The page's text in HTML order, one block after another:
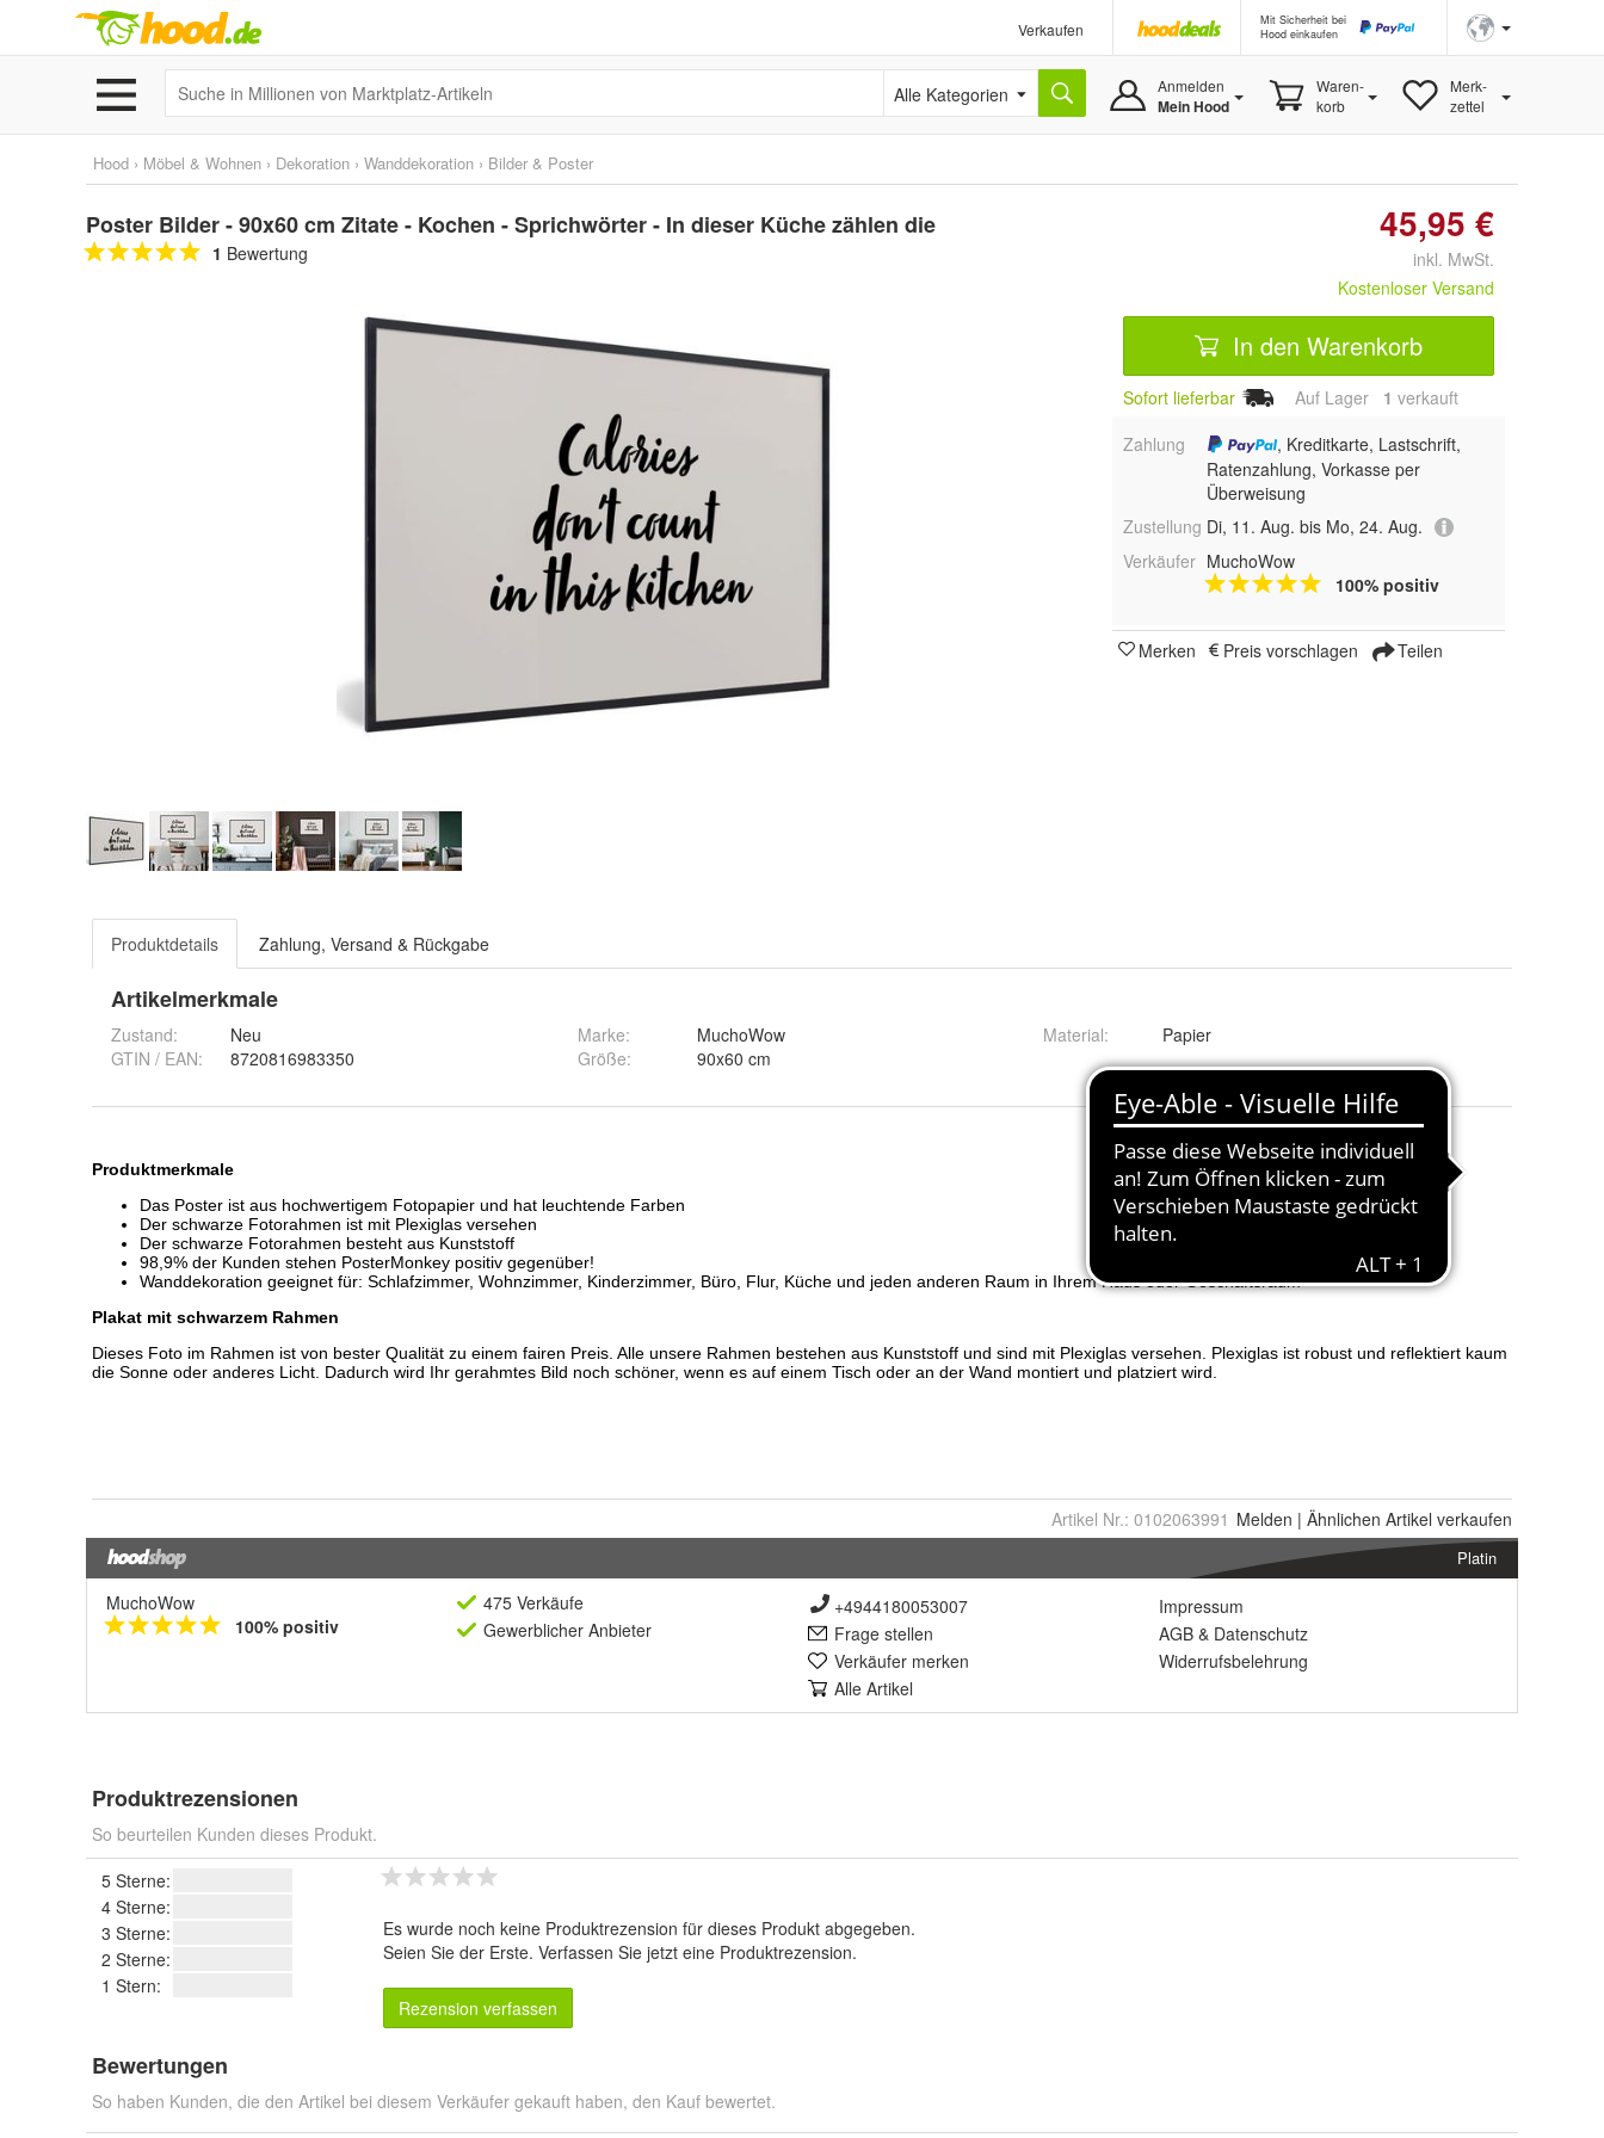
Verkaufen
Mit Sicherheit bei
Hood einkaufen
Alle Kategorien Anmelden
Mein Hood
Waren-
korb
Merk-
zettel
Hood › Möbel & Wohnen › Dekoration › Wanddekoration › Bilder & Poster
Poster Bilder - 90x60 cm Zitate - Kochen - Sprichwörter - In dieser Küche zählen die
1 Bewertung
45,95 €
inkl. MwSt.
Kostenloser Versand
In den Warenkorb
Sofort lieferbar Auf Lager 1 verkauft
Zahlung
, Kreditkarte, Lastschrift,
Ratenzahlung, Vorkasse per
Überweisung
Zustellung Di, 11. Aug. bis Mo, 24. Aug.
Verkäufer MuchoWow
100% positiv
Merken Preis vorschlagen Teilen
Produktdetails Zahlung, Versand & Rückgabe
Artikelmerkmale
Zustand:
Neu
GTIN / EAN:
8720816983350
Marke:
MuchoWow
Größe: 90x60 cm
Material: Papier
Artikel Nr.: 0102063991 Melden | Ähnlichen Artikel verkaufen
Platin
MuchoWow
100% positiv
475 Verkäufe
Gewerblicher Anbieter
+4944180053007
Frage stellen
Verkäufer merken
Alle Artikel
Impressum
AGB & Datenschutz
Widerrufsbelehrung
Produktrezensionen
So beurteilen Kunden dieses Produkt.
5 Sterne:
4 Sterne:
3 Sterne:
2 Sterne:
1 Stern:
Es wurde noch keine Produktrezension für dieses Produkt abgegeben.
Seien Sie der Erste. Verfassen Sie jetzt eine Produktrezension.
Rezension verfassen
Bewertungen
So haben Kunden, die den Artikel bei diesem Verkäufer gekauft haben, den Kauf bewertet.